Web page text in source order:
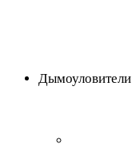
Дымоуловители